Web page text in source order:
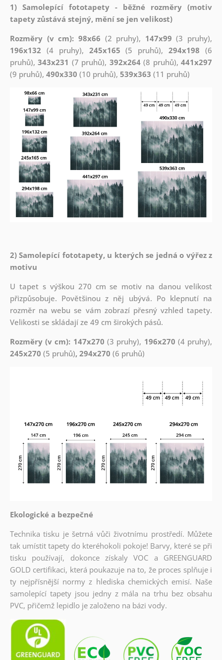
1) Samolepící fototapety - běžné rozměry (motiv
tapety zůstává stejný, mění se jen velikost)
Rozměry (v cm): 98x66 (2 pruhy), 147x99 (3 pruhy),
196x132 (4 pruhy), 245x165 (5 pruhů),294x198 (6
pruhů),343x231 (7 pruhů), 392x264(8 pruhů),441x297
(9 pruhů), 490x330 (10 pruhů), 539x363 (11 pruhů)
2) Samolepící fototapety, u kterých se jedná o výřez z
motivu
U tapet s výškou 270 cm se motiv na danou velikost
přizpůsobuje. Povětšinou z něj ubývá. Po klepnutí na
rozměr na webu se vám zobrazí přesný vzhled tapety.
Velikosti se skládají ze 49 cm širokých pásů.
Rozměry (v cm): 147x270 (3 pruhy), 196x270 (4 pruhy),
245x270 (5 pruhů), 294x270 (6 pruhů)
Ekologické a bezpečné
Technika tisku je šetrná vůči životnímu prostředí. Můžete
tak umístit tapety do kteréhokoli pokoje! Barvy, které se při
tisku používají, dokonce získaly VOC a GREENGUARD
GOLD certifikaci, která poukazuje na to, že proces splňuje i
ty nejpřísnější normy z hlediska chemických emisí. Naše
samolepící tapety jsou jedny z mála na trhu bez obsahu
PVC, přičemž lepidlo je založeno na bázi vody.